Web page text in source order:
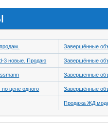
Завершённые
3 новые. Продаю Завершённые
Завершённые
цене одного Завершённые
Продажа ЖД